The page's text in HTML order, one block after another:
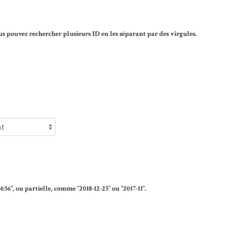
pouvez rechercher plusieurs ID en les séparant par des virgules.
ou partielle, comme "2018-12-25" ou "2017-11".